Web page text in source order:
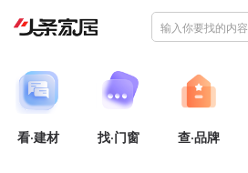
看·建材 找·门窗 查·品牌